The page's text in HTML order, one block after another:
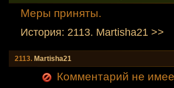
Меры приняты.
История: 2113. Martisha21 >>
2113. Martisha21
Комментарий не